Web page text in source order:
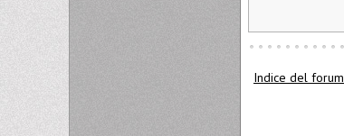
Indice del forum